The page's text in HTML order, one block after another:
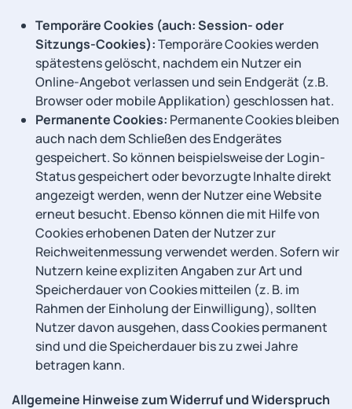
Temporäre Cookies (auch: Session- oder
Sitzungs-Cookies):Temporäre Cookies werden
spätestens gelöscht, nachdem ein Nutzer ein
Online-Angebot verlassen und sein Endgerät (z.B.
Browser oder mobile Applikation) geschlossen hat.
Permanente Cookies: Permanente Cookies bleiben
auch nach dem Schließen des Endgerätes
gespeichert. So können beispielsweise der Login-
Status gespeichert oder bevorzugte Inhalte direkt
angezeigt werden, wenn der Nutzer eine Website
erneut besucht. Ebenso können die mit Hilfe von
Cookies erhobenen Daten der Nutzer zur
Reichweitenmessung verwendet werden. Sofern wir
Nutzern keine expliziten Angaben zur Art und
Speicherdauer von Cookies mitteilen (z. B. im
Rahmen der Einholung der Einwilligung), sollten
Nutzer davon ausgehen, dass Cookies permanent
sind und die Speicherdauer bis zu zwei Jahre
betragen kann.
Allgemeine Hinweise zum Widerruf und Widerspruch